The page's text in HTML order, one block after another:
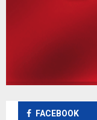
FACEBOOK